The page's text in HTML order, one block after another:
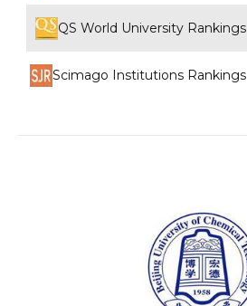
QS World University Rankings
Scimago Institutions Rankings